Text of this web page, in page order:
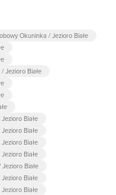
Okuninka / Jezioro Białe
Jezioro Białe
Białe
Białe
Białe
Białe
Białe
Białe
Białe